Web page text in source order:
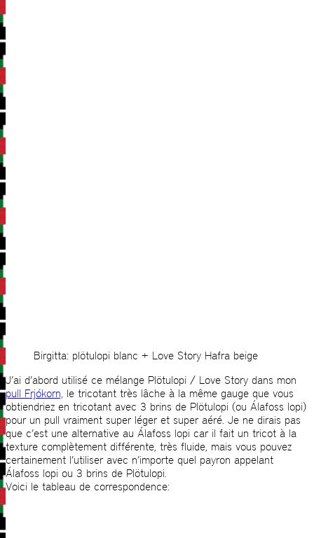
Birgitta: plötulopi blanc + Love Story Hafra beige
J’ai d’abord utilisé ce mélange Plötulopi / Love Story dans mon
pull Frjókorn, le tricotant très lâche à la même gauge que vous
obtiendriez en tricotant avec 3 brins de Plötulopi (ou Álafoss lopi)
pour un pull vraiment super léger et super aéré. Je ne dirais pas
que c’est une alternative au Álafoss lopi car il fait un tricot à la
texture complètement différente, très fluide, mais vous pouvez
certainement l’utiliser avec n’importe quel payron appelant
Álafoss lopi ou 3 brins de Plötulopi.
Voici le tableau de correspondence: